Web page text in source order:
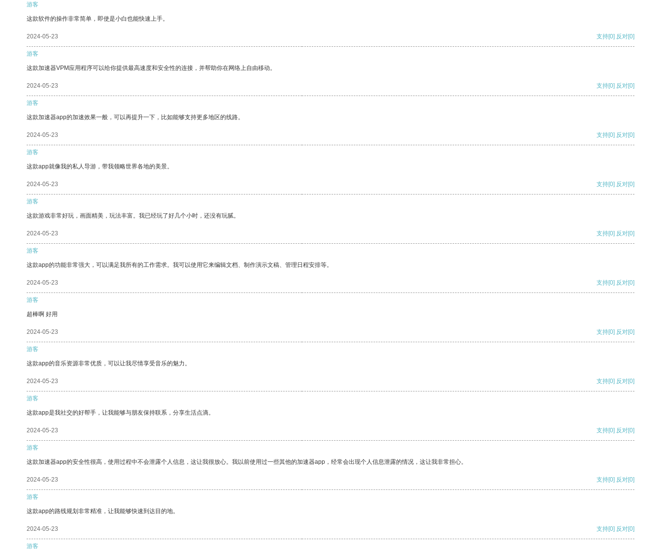
游客
这款软件的操作非常简单，即使是小白也能快速上手。
2024-05-23 支持[0] 反对[0]
游客
这款加速器VPM应用程序可以给你提供最高速度和安全性的连接，并帮助你在网络上自由移动。
2024-05-23 支持[0] 反对[0]
游客
这款加速器app的加速效果一般，可以再提升一下，比如能够支持更多地区的线路。
2024-05-23 支持[0] 反对[0]
游客
这款app就像我的私人导游，带我领略世界各地的美景。
2024-05-23 支持[0] 反对[0]
游客
这款游戏非常好玩，画面精美，玩法丰富。我已经玩了好几个小时，还没有玩腻。
2024-05-23 支持[0] 反对[0]
游客
这款app的功能非常强大，可以满足我所有的工作需求。我可以使用它来编辑文档、制作演示文稿、管理日程安排等。
2024-05-23 支持[0] 反对[0]
游客
超棒啊 好用
2024-05-23 支持[0] 反对[0]
游客
这款app的音乐资源非常优质，可以让我尽情享受音乐的魅力。
2024-05-23 支持[0] 反对[0]
游客
这款app是我社交的好帮手，让我能够与朋友保持联系，分享生活点滴。
2024-05-23 支持[0] 反对[0]
游客
这款加速器app的安全性很高，使用过程中不会泄露个人信息，这让我很放心。我以前使用过一些其他的加速器app，经常会出现个人信息泄露的情况，这让我非常担心。
2024-05-23 支持[0] 反对[0]
游客
这款app的路线规划非常精准，让我能够快速到达目的地。
2024-05-23 支持[0] 反对[0]
游客